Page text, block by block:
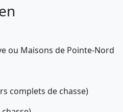
ou Maisons de Pointe-Nord
complets de chasse)